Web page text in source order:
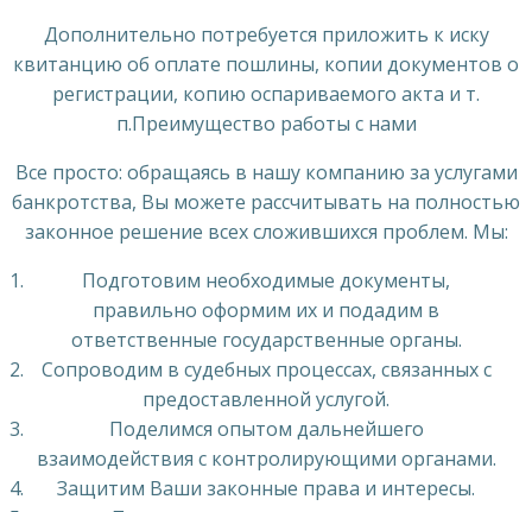
Дополнительно потребуется приложить к иску
квитанцию об оплате пошлины, копии документов о
регистрации, копию оспариваемого акта и т.
п.Преимущество работы с нами
Все просто: обращаясь в нашу компанию за услугами
банкротства, Вы можете рассчитывать на полностью
законное решение всех сложившихся проблем. Мы:
Подготовим необходимые документы,
правильно оформим их и подадим в
ответственные государственные органы.
Сопроводим в судебных процессах, связанных с
предоставленной услугой.
Поделимся опытом дальнейшего
взаимодействия с контролирующими органами.
Защитим Ваши законные права и интересы.